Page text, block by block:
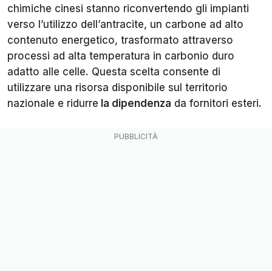
chimiche cinesi stanno riconvertendo gli impianti
verso l’utilizzo dell’antracite, un carbone ad alto
contenuto energetico, trasformato attraverso
processi ad alta temperatura in carbonio duro
adatto alle celle. Questa scelta consente di
utilizzare una risorsa disponibile sul territorio
nazionale e ridurre la dipendenza da fornitori esteri.